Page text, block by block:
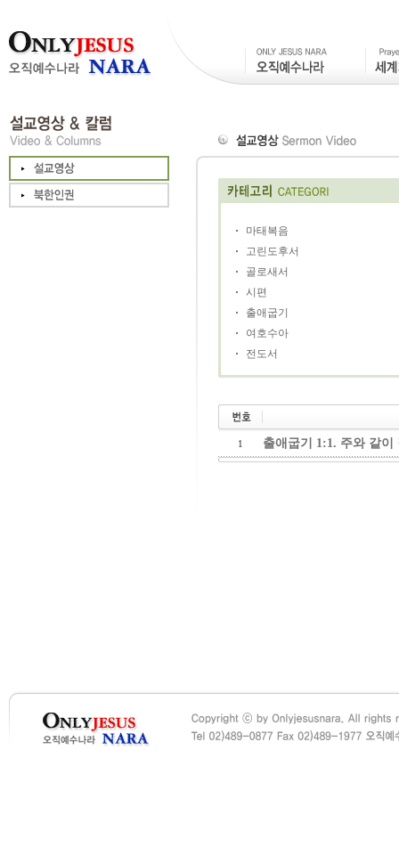
마태복음
고린도후서
골로새서
시편
출애굽기
여호수아
전도서
1 출애굽기 1:1. 주와 같이